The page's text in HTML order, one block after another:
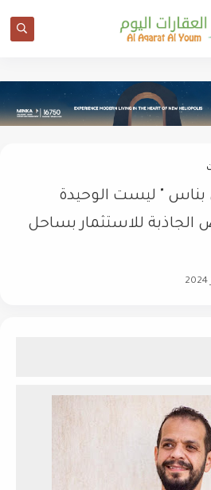
" ليست الوحيدة
الجاذبة للاستثمار بساحل